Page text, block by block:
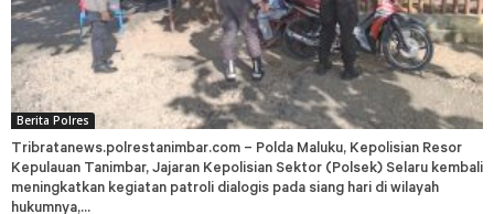
Berita Polres
Tribratanews.polrestanimbar.com – Polda Maluku, Kepolisian Resor
Kepulauan Tanimbar, Jajaran Kepolisian Sektor (Polsek) Selaru kembali
meningkatkan kegiatan patroli dialogis pada siang hari di wilayah
hukumnya,...